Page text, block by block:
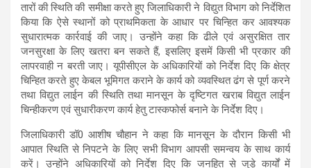
तारों की स्थिति की समीक्षा करते हुए जिलाधिकारी ने विद्युत विभाग को निर्देशित
किया कि ऐसे स्थानों को प्राथमिकता के आधार पर चिन्हित कर आवश्यक
सुधारात्मक कार्रवाई की जाए। उन्होंने कहा कि ढीले एवं असुरक्षित तार
जनसुरक्षा के लिए खतरा बन सकते हैं, इसलिए इसमें किसी भी प्रकार की
लापरवाही न बरती जाए। यूपीसीएल के अधिकारियों को निर्देश दिए कि क्षेत्र
चिन्हित करते हुए केबल भूमिगत कराने के कार्य को व्यवस्थित ढंग से पूर्ण करने
तथा विद्युत लाईन की स्थिति तथा मानसून के दृष्टिगत खराब विद्युत लाईन
चिन्हीकरण एवं सुधारीकरण कार्य हेतु टास्कफोर्स बनाने के निर्देश दिए।
जिलाधिकारी डॉ0 आशीष चौहान ने कहा कि मानसून के दौरान किसी भी
आपात स्थिति से निपटने के लिए सभी विभाग आपसी समन्वय के साथ कार्य
करें। उन्होंने अधिकारियों को निर्देश दिए कि जनहित से जुड़े कार्यों में